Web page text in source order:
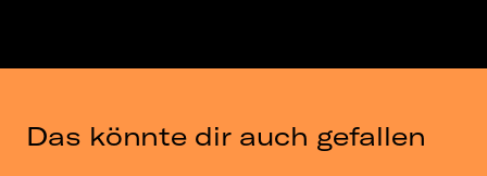
Das könnte dir auch gefallen